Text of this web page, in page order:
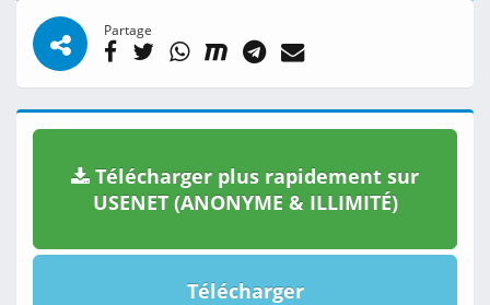
Partage
Télécharger plus rapidement sur
USENET (ANONYME & ILLIMITÉ)
Télécharger